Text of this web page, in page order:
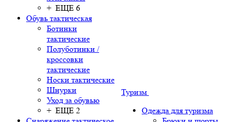
+ ЕЩЕ 6
Обувь тактическая
Ботинки
тактические
Полуботинки /
кроссовки
тактические
Носки тактические
Шнурки
Уход за обувью
+ ЕЩЕ 2
Туризм
Одежда для туризма